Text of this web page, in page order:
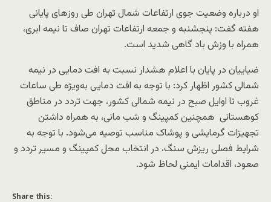
او درباره وضعیت جوی ارتفاعات شمال تهران طی روزهای پایانی
هفته گفت: پنجشنبه و جمعه ارتفاعات تهران صاف تا نیمه ابری،
همراه با وزش باد گاهی شدید است.
ضیاییان در پایان با اعلام هشدار نسبت به افت دمایی در نیمه
شمالی کشور اظهار کرد: با توجه به افت دمایی به‌ویژه طی ساعات
غروب تا اوایل صبح در نیمه شمالی کشور، جهت تردد در مناطق
کوهستانی همچنین کمپینگ و شب مانی، به همراه داشتن
تجهیزات گرمایشی و پوشاک مناسب توصیه می‌شود. با توجه به
شرایط فصلی ریزش سنگ، در انتخاب محل کمپینگ و مسیر تردد و
صعود، اقدامات ایمنی لحاظ شود.
Share this: